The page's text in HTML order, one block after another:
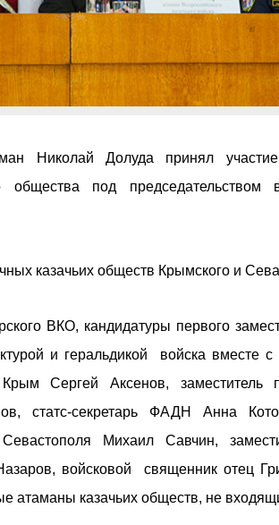
Николай Долуда принял
общества под председательством
казачьих обществ Крымского и
ВКО, кандидатуры первого
и геральдикой войска вместе
Сергей Аксенов, заместитель
статс-секретарь ФАДН Анна
Михаил Савчин,
войсковой священник отец
атаманы казачьих обществ, не